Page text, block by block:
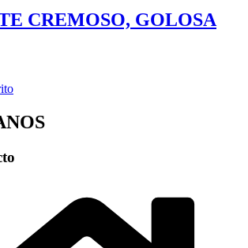
CREMOSO, GOLOSA